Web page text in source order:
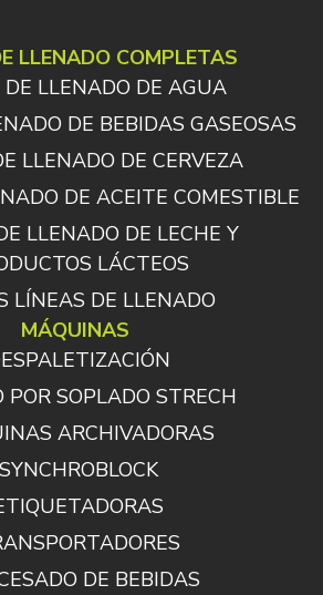
LLENADO COMPLETAS
DE LLENADO DE AGUA
DE BEBIDAS GASEOSAS
LLENADO DE CERVEZA
DE ACEITE COMESTIBLE
LLENADO DE LECHE Y
LÁCTEOS
LÍNEAS DE LLENADO
MÁQUINAS
POR SOPLADO STRECH
ARCHIVADORAS
SYNCHROBLOCK
DE BEBIDAS